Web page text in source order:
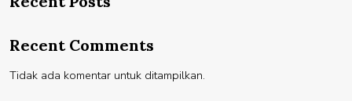
Recent Comments
Tidak ada komentar untuk ditampilkan.